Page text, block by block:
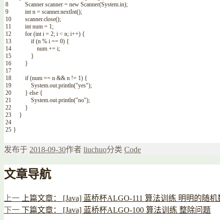
8
9
10
11
12
13
14
15
16
17
18
19
20
21
22
23
24
25
Scanner scanner = new Scanner(System.in);
int n = scanner.nextInt();
scanner.close();
int num = 1;
for (int i = 2; i < n; i++) {
if (n % i == 0) {
num += i;
}
}
if (num == n && n != 1) {
System.out.println("yes");
} else {
System.out.println("no");
}
}
}
发布于 2018-09-30作者 liuchuo分类 Code
文章导航
上一 上篇文章：
[Java] 蓝桥杯ALGO-111 算法训练 明明的随机
下一 下篇文章： [Java] 蓝桥杯ALGO-100 算法训练 整除问题